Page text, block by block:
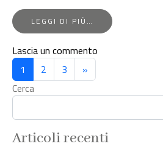
LEGGI DI PIÙ…
FROM
VARESE,
IN
Lascia un commento
in
d’epoca
Navigazione
degli
articoli
1 2 3
»
Cerca
Articoli recenti